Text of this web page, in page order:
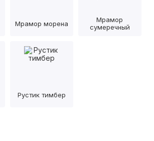
Мрамор морена
Мрамор
сумеречный
Рустик тимбер